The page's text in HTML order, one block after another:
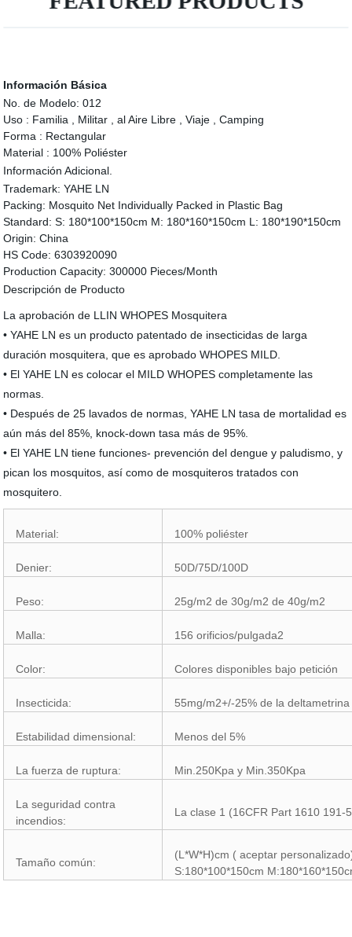
Información Básica
No. de Modelo: 012
Uso : Familia , Militar , al Aire Libre , Viaje , Camping
Forma : Rectangular
Material : 100% Poliéster
Información Adicional.
Trademark: YAHE LN
Packing: Mosquito Net Individually Packed in Plastic Bag
Standard: S: 180*100*150cm M: 180*160*150cm L: 180*190*150cm
Origin: China
HS Code: 6303920090
Production Capacity: 300000 Pieces/Month
Descripción de Producto
La aprobación de LLIN WHOPES Mosquitera
• YAHE LN es un producto patentado de insecticidas de larga
duración mosquitera, que es aprobado WHOPES MILD.
• El YAHE LN es colocar el MILD WHOPES completamente las
normas.
• Después de 25 lavados de normas, YAHE LN tasa de mortalidad es
aún más del 85%, knock-down tasa más de 95%.
• El YAHE LN tiene funciones- prevención del dengue y paludismo, y
pican los mosquitos, así como de mosquiteros tratados con
mosquitero.
Material: 100% poliéster
Denier: 50D/75D/100D
Peso: 25g/m2 de 30g/m2 de 40g/m2
Malla: 156 orificios/pulgada2
Color: Colores disponibles bajo petición
Insecticida: 55mg/m2+/-25% de la deltametrina
Estabilidad dimensional: Menos del 5%
La fuerza de ruptura: Min.250Kpa y Min.350Kpa
La seguridad contra
incendios:
La clase 1 (16CFR Part 1610 191-
Tamaño común:
(L*W*H)cm ( aceptar
S:180*100*150cm